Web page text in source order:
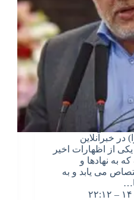
خبرآنلاین
از اظهارات اخیر
به نهادها و
می یابد و به